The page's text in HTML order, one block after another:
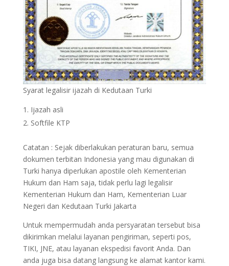
Syarat legalisir ijazah di Kedutaan Turki
Ijazah asli
Softfile KTP
Catatan : Sejak diberlakukan peraturan baru, semua
dokumen terbitan Indonesia yang mau digunakan di
Turki hanya diperlukan apostile oleh Kementerian
Hukum dan Ham saja, tidak perlu lagi legalisir
Kementerian Hukum dan Ham, Kementerian Luar
Negeri dan Kedutaan Turki Jakarta
Untuk mempermudah anda persyaratan tersebut bisa
dikirimkan melalui layanan pengiriman, seperti pos,
TIKI, JNE, atau layanan ekspedisi favorit Anda. Dan
anda juga bisa datang langsung ke alamat kantor kami.